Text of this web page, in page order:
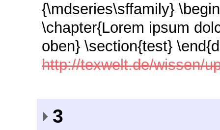
{\mdseries\sffamily}
\chapter{Lorem ipsum
oben} \section{test}
http://texwelt.de/wissen/
3